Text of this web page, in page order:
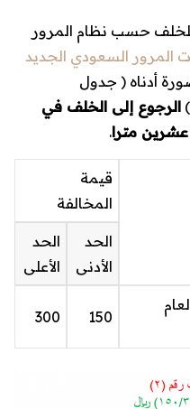
حسب نظام المرور
المرور السعودي الجديد
أدناه ( جدول
الرجوع إلى الخلف في
مترا.
قيمة
المخالفة
الحد
الأدنى
الحد
الأعلى
150
300